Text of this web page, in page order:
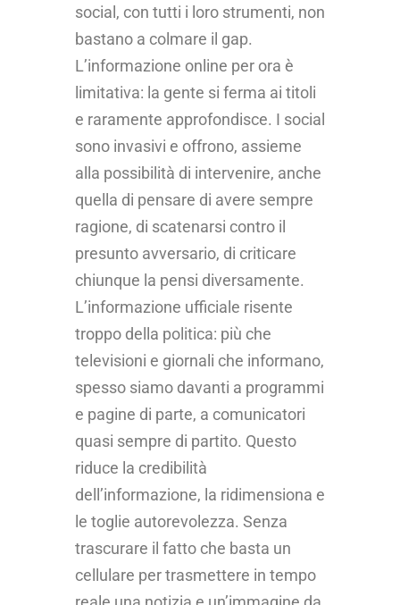
social, con tutti i loro strumenti, non
bastano a colmare il gap.
L’informazione online per ora è
limitativa: la gente si ferma ai titoli
e raramente approfondisce. I social
sono invasivi e offrono, assieme
alla possibilità di intervenire, anche
quella di pensare di avere sempre
ragione, di scatenarsi contro il
presunto avversario, di criticare
chiunque la pensi diversamente.
L’informazione ufficiale risente
troppo della politica: più che
televisioni e giornali che informano,
spesso siamo davanti a programmi
e pagine di parte, a comunicatori
quasi sempre di partito. Questo
riduce la credibilità
dell’informazione, la ridimensiona e
le toglie autorevolezza. Senza
trascurare il fatto che basta un
cellulare per trasmettere in tempo